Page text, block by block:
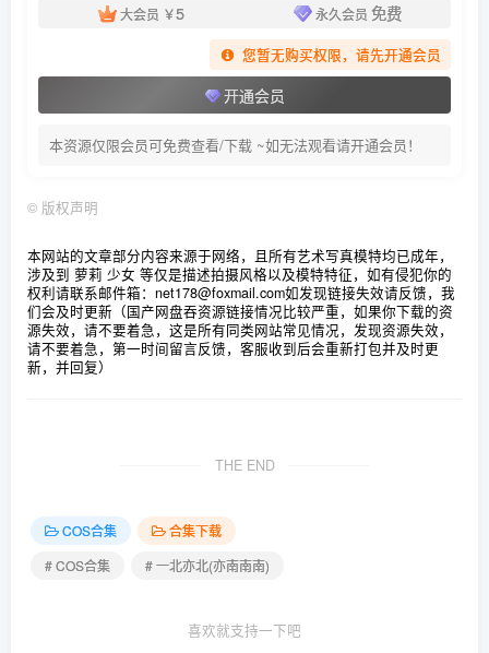
大会员 ￥5 永久会员 免费
您暂无购买权限，请先开通会员
开通会员
本资源仅限会员可免费查看/下载 ~如无法观看请开通会员！
© 版权声明
本网站的文章部分内容来源于网络，且所有艺术写真模特均已成年，
涉及到 萝莉 少女 等仅是描述拍摄风格以及模特特征，如有侵犯你的
权利请联系邮件箱：net178@foxmail.com如发现链接失效请反馈，我
们会及时更新（国产网盘吞资源链接情况比较严重，如果你下载的资
源失效，请不要着急，这是所有同类网站常见情况，发现资源失效，
请不要着急，第一时间留言反馈，客服收到后会重新打包并及时更
新，并回复）
THE END
COS合集
合集下载
# COS合集
# 一北亦北(亦南南南)
喜欢就支持一下吧